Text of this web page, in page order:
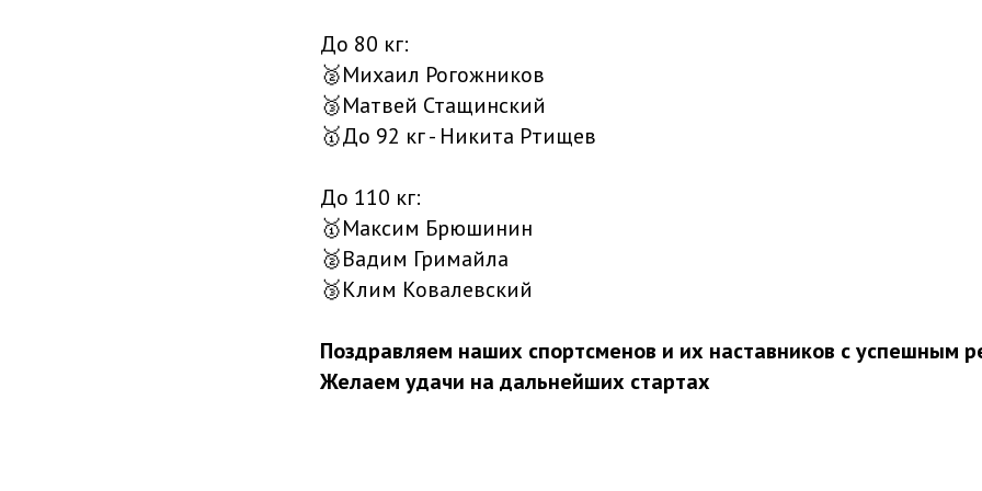
До 80 кг:
🥈Михаил Рогожников
🥉Матвей Стащинский
🥇До 92 кг - Никита Ртищев
До 110 кг:
🥇Максим Брюшинин
🥈Вадим Гримайла
🥉Клим Ковалевский
Поздравляем наших спортсменов и их наставников с успешным
Желаем удачи на дальнейших стартах